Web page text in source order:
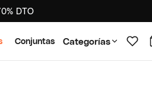
DTO
Conjuntas Categorías